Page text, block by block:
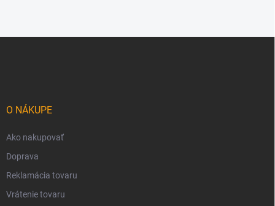
O NÁKUPE
Ako nakupovať
Doprava
Reklamácia tovaru
Vrátenie tovaru